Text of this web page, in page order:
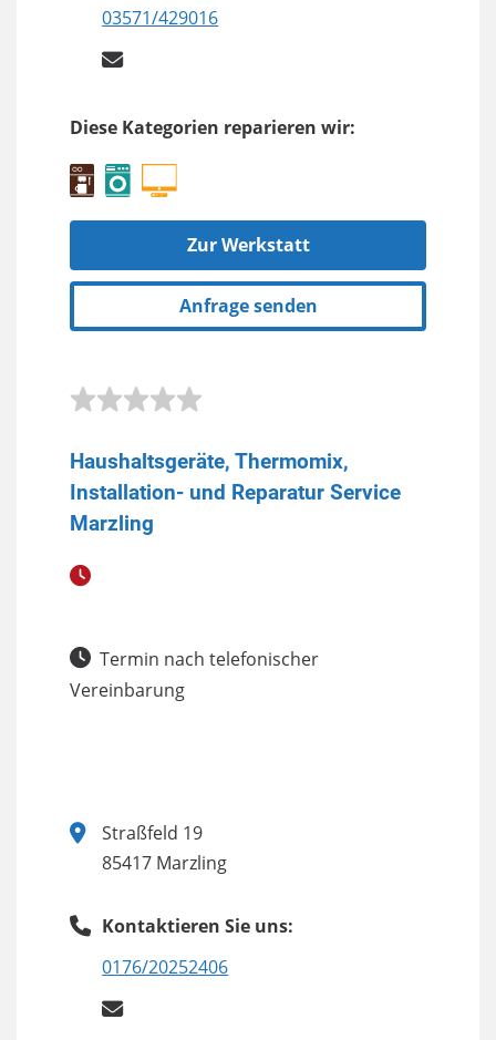
03571/429016
Diese Kategorien reparieren wir:
Zur Werkstatt
Anfrage senden
Haushaltsgeräte, Thermomix,
Installation- und Reparatur Service
Marzling
Termin nach telefonischer
Vereinbarung
Straßfeld 19
85417 Marzling
Kontaktieren Sie uns:
0176/20252406